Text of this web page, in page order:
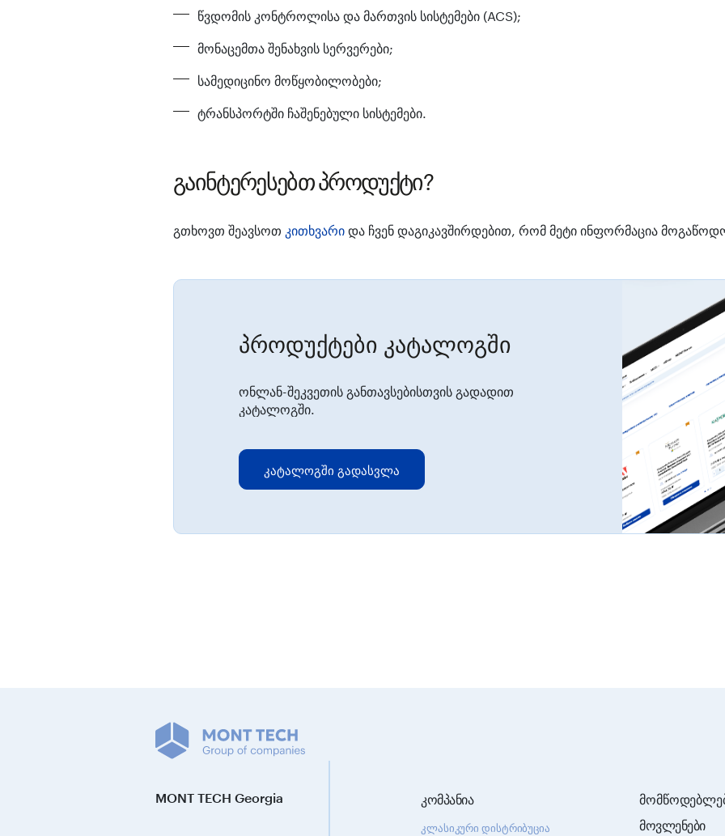
წვდომის კონტროლისა და მართვის სისტემები (ACS);
მონაცემთა შენახვის სერვერები;
სამედიცინო მოწყობილობები;
ტრანსპორტში ჩაშენებული სისტემები.
გაინტერესებთ პროდუქტი?
გთხოვთ შეავსოთ კითხვარიდა ჩვენ დაგიკავშირდებით, რომ მეტი ინფორმაცია
პროდუქტები კატალოგში
ონლან-შეკვეთის განთავსებისთვის გადადით
კატალოგში.
კატალოგში გადასვლა
MONT TECH Georgia კომპანია
კლასიკური დისტრიბუცია
მოვლენები